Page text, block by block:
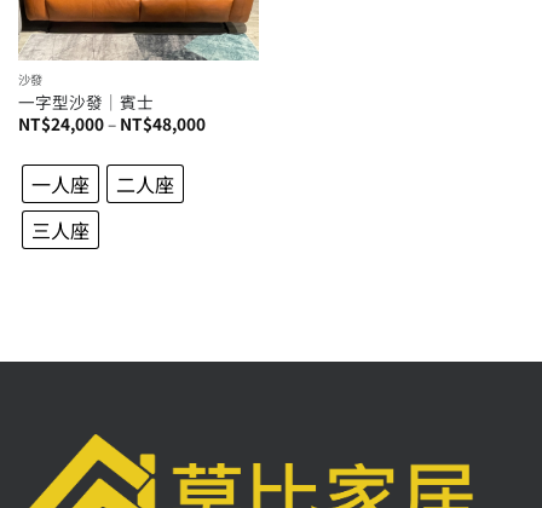
沙發
一字型沙發│賓士
NT$24,000– NT$48,000價
一人座
二人座
三人座